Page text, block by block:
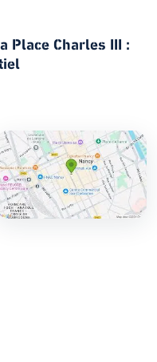
Place Charles III :